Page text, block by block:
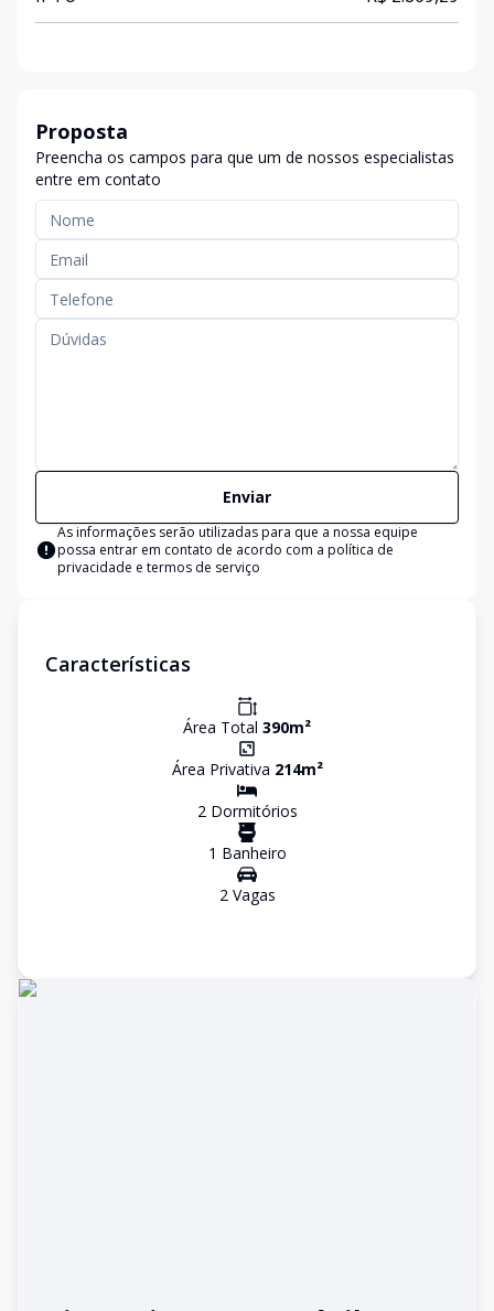
Proposta
Preencha os campos para que um de nossos especialistas
entre em contato
Enviar
As informações serão utilizadas para que a nossa equipe
possa entrar em contato de acordo com a política de
privacidade e termos de serviço
Características
Área Total 390m²
Área Privativa 214m²
2Dormitórios
1 Banheiro
2Vagas